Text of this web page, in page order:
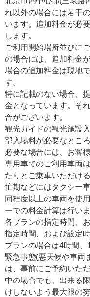
れ以外の場合には若干
います。追加料金が必
します。
ご利用開始場所並びに
の場合には、追加料金
場合の追加料金は現地
す。
特に記載のない場合、
金となっています。そ
合がございます。
観光ガイドの観光施設
部入場料が必要なとこ
必要な場合には、お客
専用車でのご利用車両
たりとご乗車いただけ
忙期などにはタクシー
同程度以上の車両を使
ーでの料金計算は行い
各プランの指定時間、
指定時間、および設定
プランの場合は4時間、
緊急事態(悪天候や車両
は、事前にご予約いた
中の場合でも、出来る
けしないよう最大限の